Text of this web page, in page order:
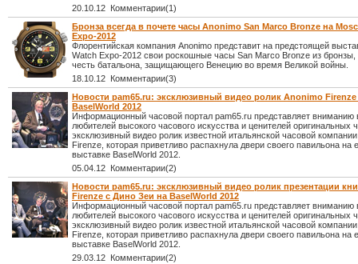
20.10.12 Комментарии(1)
Бронза всегда в почете часы Anonimo San Marco Bronze на
Expo-2012
Флорентийская компания Anonimo представит на предстоящей
Watch Expo-2012 свои роскошные часы San Marco Bronze из бронзы,
честь батальона, защищающего Венецию во время Великой войны.
18.10.12 Комментарии(3)
Новости pam65.ru: эксклюзивный видео ролик Anonimo Firenze
BaselWorld 2012
Информационный часовой портал pam65.ru представляет вниманию
любителей высокого часового искусства и ценителей оригинальных
эксклюзивный видео ролик известной итальянской часовой
Firenze, которая приветливо распахнула двери своего павильона на
выставке BaselWorld 2012.
05.04.12 Комментарии(2)
Новости pam65.ru: эксклюзивный видео ролик презентации
Firenze с Дино Зеи на BaselWorld 2012
Информационный часовой портал pam65.ru представляет вниманию
любителей высокого часового искусства и ценителей оригинальных
эксклюзивный видео ролик известной итальянской часовой
Firenze, которая приветливо распахнула двери своего павильона на
выставке BaselWorld 2012.
29.03.12 Комментарии(2)